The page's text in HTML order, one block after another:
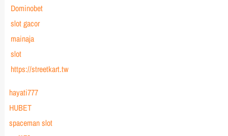
Dominobet
slot gacor
mainaja
slot
https://streetkart.tw
hayati777
HUBET
spaceman slot